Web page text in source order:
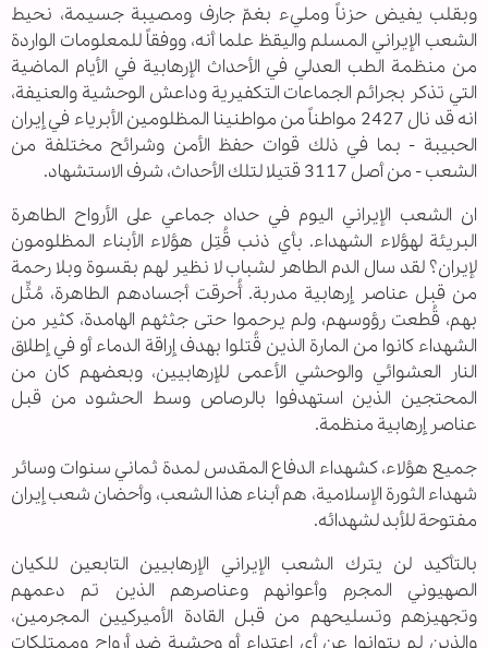
وبقلب يفيض حزناً ومليء بغمّ جارف ومصيبة جسيمة، نحيط
الشعب الإيراني المسلم واليقظ علما أنه، ووفقاً للمعلومات الواردة
من منظمة الطب العدلي في الأحداث الإرهابية في الأيام الماضية
التي تذكر بجرائم الجماعات التكفيرية وداعش الوحشية والعنيفة،
انه قد نال 2427 مواطناً من مواطنينا المظلومين الأبرياء في إيران
الحبيبة - بما في ذلك قوات حفظ الأمن وشرائح مختلفة من
الشعب - من أصل 3117 قتيلا لتلك الأحداث، شرف الاستشهاد.
ان الشعب الإيراني اليوم في حداد جماعي على الأرواح الطاهرة
البريئة لهؤلاء الشهداء. بأي ذنب قُتِل هؤلاء الأبناء المظلومون
لإيران؟ لقد سال الدم الطاهر لشباب لا نظير لهم بقسوة وبلا رحمة
من قبل عناصر إرهابية مدربة. أُحرقت أجسادهم الطاهرة، مُثِّل
بهم، قُطعت رؤوسهم، ولم يرحموا حتى جثثهم الهامدة، كثير من
الشهداء كانوا من المارة الذين قُتلوا بهدف إراقة الدماء أو في إطلاق
النار العشوائي والوحشي الأعمى للإرهابيين، وبعضهم كان من
المحتجين الذين استهدفوا بالرصاص وسط الحشود من قبل
عناصر إرهابية منظمة.
جميع هؤلاء، كشهداء الدفاع المقدس لمدة ثماني سنوات وسائر
شهداء الثورة الإسلامية، هم أبناء هذا الشعب، وأحضان شعب إيران
مفتوحة للأبد لشهدائه.
بالتأكيد لن يترك الشعب الإيراني الإرهابيين التابعين للكيان
الصهيوني المجرم وأعوانهم وعناصرهم الذين تم دعمهم
وتجهيزهم وتسليحهم من قبل القادة الأميركيين المجرمين،